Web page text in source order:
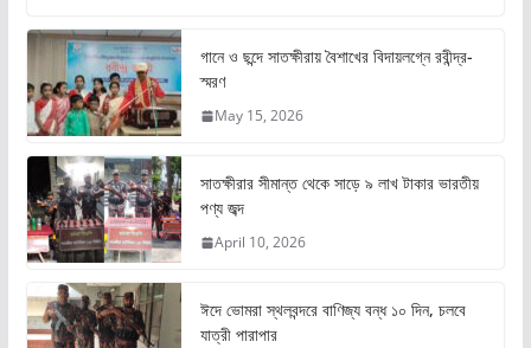
c
e
b
o
o
k
st
o
d
o
n
e
গানে ও ছন্দে সাতক্ষীরায় বৈশাখের বিদায়লগ্নে রবীন্দ্র-
স্মরণ
May 15, 2026
সাতক্ষীরার সীমান্ত থেকে সাড়ে ৯ লাখ টাকার ভারতীয়
পণ্য জব্দ
April 10, 2026
ঈদে ভোমরা স্থলবন্দরে বাণিজ্য বন্ধ ১০ দিন, চলবে
যাত্রী পারাপার